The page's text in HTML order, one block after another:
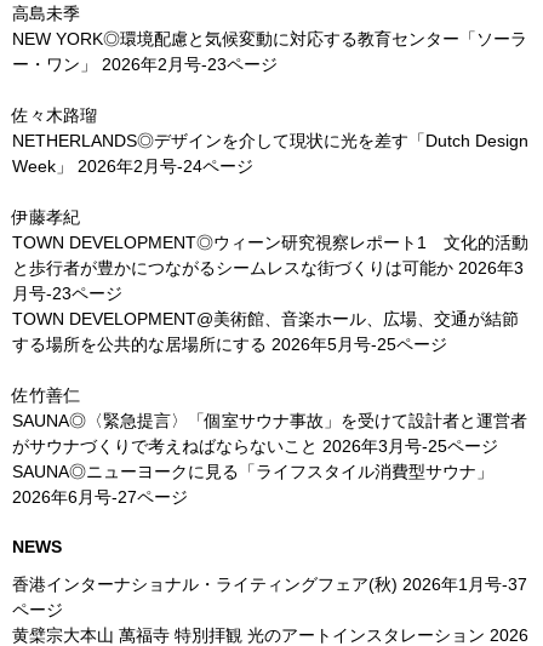
高島未季
NEW YORK◎環境配慮と気候変動に対応する教育センター「ソーラ
ー・ワン」
2026年2月号-23ページ
佐々木路瑠
NETHERLANDS◎デザインを介して現状に光を差す「Dutch Design
Week」
2026年2月号-24ページ
伊藤孝紀
TOWN DEVELOPMENT◎ウィーン研究視察レポート1 文化的活動
と歩行者が豊かにつながるシームレスな街づくりは可能か 2026年3
月号-23ページ
TOWN DEVELOPMENT@美術館、音楽ホール、広場、交通が結節
する場所を公共的な居場所にする 2026年5月号-25ページ
佐竹善仁
SAUNA◎〈緊急提言〉「個室サウナ事故」を受けて設計者と運営者
がサウナづくりで考えねばならないこと 2026年3月号-25ページ
SAUNA◎ニューヨークに見る「ライフスタイル消費型サウナ」
2026年6月号-27ページ
NEWS
香港インターナショナル・ライティングフェア(秋) 2026年1月号-37
ページ
黄檗宗大本山 萬福寺 特別拝観 光のアートインスタレーション 2026